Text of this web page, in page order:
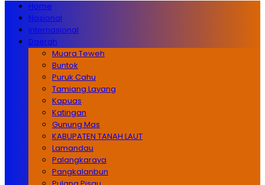
Home
Nasional
Internasional
Daerah
Muara Teweh
Buntok
Puruk Cahu
Tamiang Layang
Kapuas
Katingan
Gunung Mas
KABUPATEN TANAH LAUT
Lamandau
Palangkaraya
Pangkalanbun